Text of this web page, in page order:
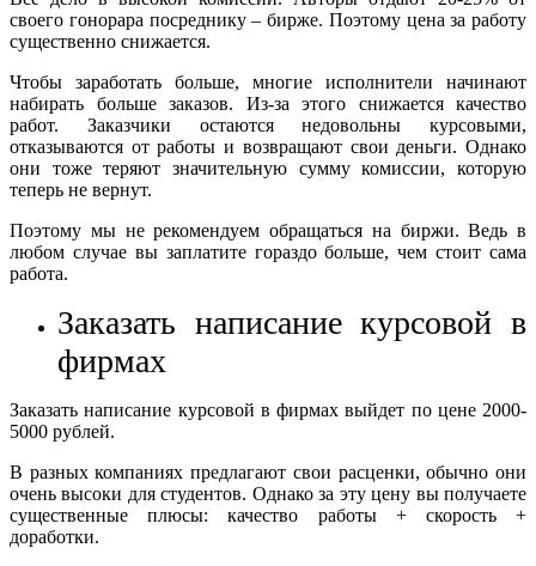
своего гонорара посреднику – бирже. Поэтому цена за работу
существенно снижается.
Чтобы заработать больше, многие исполнители начинают
набирать больше заказов. Из-за этого снижается качество
работ. Заказчики остаются недовольны курсовыми,
отказываются от работы и возвращают свои деньги. Однако
они тоже теряют значительную сумму комиссии, которую
теперь не вернут.
Поэтому мы не рекомендуем обращаться на биржи. Ведь в
любом случае вы заплатите гораздо больше, чем стоит сама
работа.
Заказать написание курсовой в
фирмах
Заказать написание курсовой в фирмах выйдет по цене 2000-
5000 рублей.
В разных компаниях предлагают свои расценки, обычно они
очень высоки для студентов. Однако за эту цену вы получаете
существенные плюсы: качество работы + скорость +
доработки.